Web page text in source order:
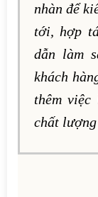
nhàn để
tới, hợp
dẫn làm
khách
thêm việc
chất lượng